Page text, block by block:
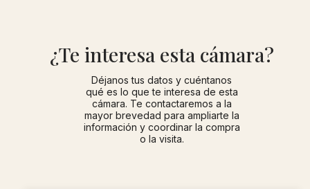
¿Te interesa esta cámara?
Déjanos tus datos y cuéntanos
qué es lo que te interesa de esta
cámara. Te contactaremos a la
mayor brevedad para ampliarte la
información y coordinar la compra
o la visita.